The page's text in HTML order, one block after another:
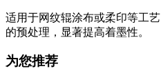
适用于网纹辊涂布或柔印等工艺
的预处理，显著提高着墨性。
为您推荐